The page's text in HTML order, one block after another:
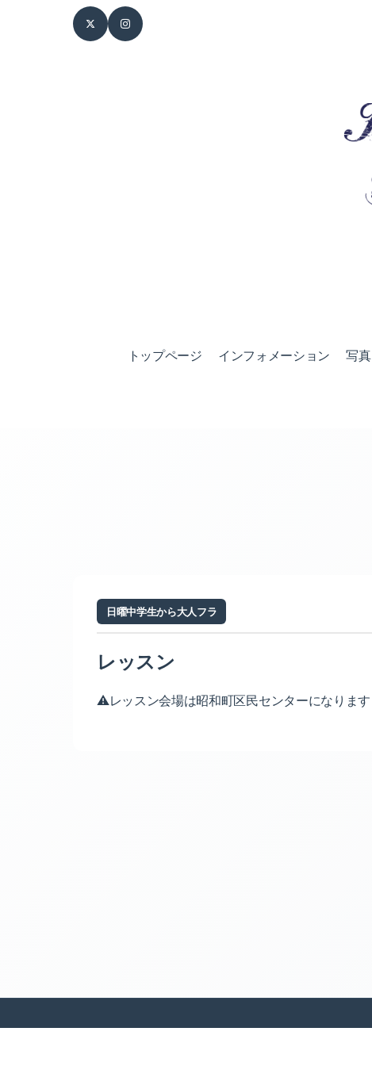
トップページ インフォメーション 写真
日曜中学生から大人フラ
レッスン
⚠️レッスン会場は昭和町区民センターになります